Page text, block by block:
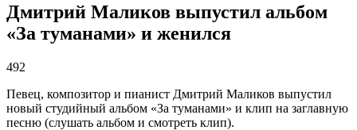
Дмитрий Маликов выпустил альбом
«За туманами» и женился
492
Певец, композитор и пианист Дмитрий Маликов выпустил
новый студийный альбом «За туманами» и клип на заглавную
песню (слушать альбом и смотреть клип).